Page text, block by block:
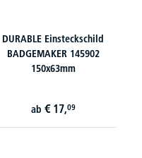
DURABLE Einsteckschild
BADGEMAKER 145902
150x63mm
ab € 17,09